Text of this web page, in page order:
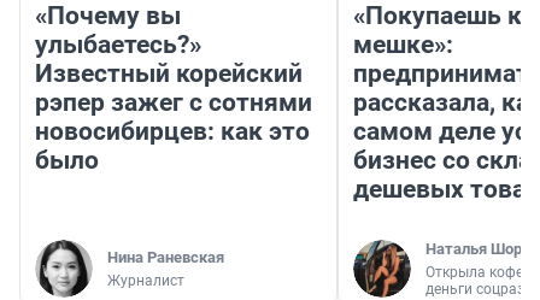
«Почему вы
улыбаетесь?»
Известный корейский
рэпер зажег с сотнями
новосибирцев: как это
было
Нина Раневская
Журналист
«Покупаешь
мешке»:
рассказала,
самом деле
бизнес со
дешевых
Наталья
Открыла
деньги